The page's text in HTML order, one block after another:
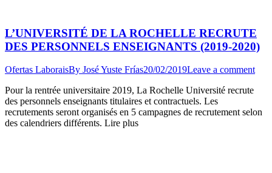
L’UNIVERSITÉ DE LA ROCHELLE RECRUTE
DES PERSONNELS ENSEIGNANTS (2019-2020)
Ofertas LaboraisBy José Yuste Frías20/02/2019Leave a comment
Pour la rentrée universitaire 2019, La Rochelle Université recrute
des personnels enseignants titulaires et contractuels. Les
recrutements seront organisés en 5 campagnes de recrutement selon
des calendriers différents. Lire plus